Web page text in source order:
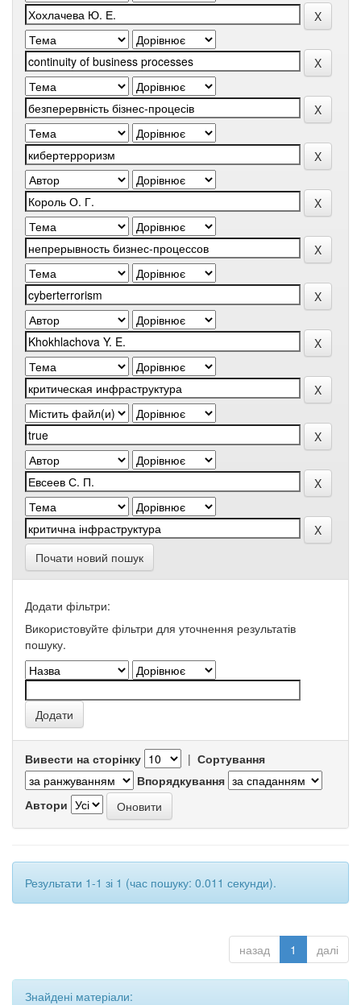
Почати новий пошук
Додати фільтри:
Використовуйте фільтри для уточнення результатів
пошуку.
Вивести на сторінку | Сортування
Впорядкування
Автори
Результати 1-1 зі 1 (час пошуку: 0.011 секунди).
назад 1 далі
Знайдені матеріали: